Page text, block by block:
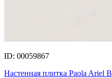
ID: 00059867
Настенная плитка Paola Ariel B